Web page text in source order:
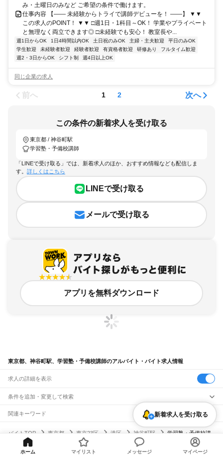
み・土曜日のみなど ご希望の条件で働けます。
仕事内容 【―― 未経験からトライで講師デビューを！ ――】 ▼▼
この求人のPOINT！ ▼▼ □週1日・1科目～OK！ 学業やプライベート
と無理なく両立できます◎ □未経験でも安心！ 教室長や...
週1日からOK 1日4時間以内OK 土日祝のみOK 主婦・主夫歓迎
平日のみOK
学生歓迎
未経験者歓迎 経験者歓迎 有資格者歓迎 研修あり
フルタイム歓迎
週2・3日からOK
シフト制 週4日以上OK
同じ企業の求人
前へ 1 2 次へ
この条件の新着求人を受け取る
東京都 / 神谷町駅
学習塾・予備校講師
「LINEで受け取る」では、新着求人のほか、おすすめ情報なども配信しま
す。 詳しくはこちら
LINEで受け取る
メールで受け取る
アプリを無料ダウンロード
東京都、神谷町駅、学習塾・予備校講師のアルバイト・バイト求人情報
求人の詳細を表示
条件を追加・変更して検索
市区町村を追加・変更
東京都すべて
東京23区
千代田区
港区新宿区文京区 墨田区江東区 目黒区大田区
駅を追加・変更
JR東海道本線(東京～熱海)
職種を追加・変更
関連キーワード
ガチャガチャ犬カフェ
バイトTOP
東京都 東京23区 港区 神谷町駅
学習塾・予備校講
師のアルバイト・バイト・求人
新着求人を受け取る
ホーム マイリスト メッセージ マイページ